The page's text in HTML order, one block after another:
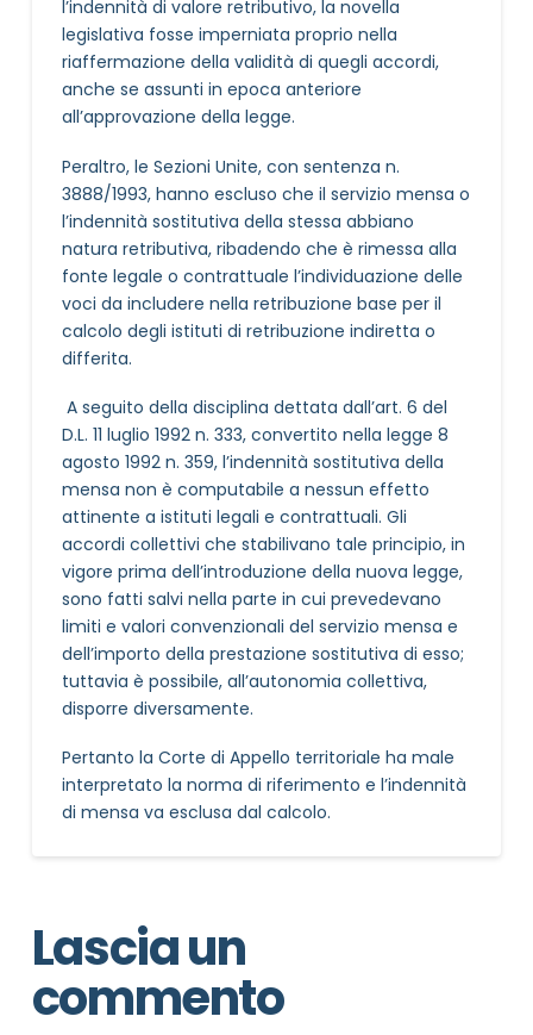
l’indennità di valore retributivo, la novella
legislativa fosse imperniata proprio nella
riaffermazione della validità di quegli accordi,
anche se assunti in epoca anteriore
all’approvazione della legge.
Peraltro, le Sezioni Unite, con sentenza n.
3888/1993, hanno escluso che il servizio mensa o
l’indennità sostitutiva della stessa abbiano
natura retributiva, ribadendo che è rimessa alla
fonte legale o contrattuale l’individuazione delle
voci da includere nella retribuzione base per il
calcolo degli istituti di retribuzione indiretta o
differita.
A seguito della disciplina dettata dall’art. 6 del
D.L. 11 luglio 1992 n. 333, convertito nella legge 8
agosto 1992 n. 359, l’indennità sostitutiva della
mensa non è computabile a nessun effetto
attinente a istituti legali e contrattuali. Gli
accordi collettivi che stabilivano tale principio, in
vigore prima dell’introduzione della nuova legge,
sono fatti salvi nella parte in cui prevedevano
limiti e valori convenzionali del servizio mensa e
dell’importo della prestazione sostitutiva di esso;
tuttavia è possibile, all’autonomia collettiva,
disporre diversamente.
Pertanto la Corte di Appello territoriale ha male
interpretato la norma di riferimento e l’indennità
di mensa va esclusa dal calcolo.
Lascia un
commento